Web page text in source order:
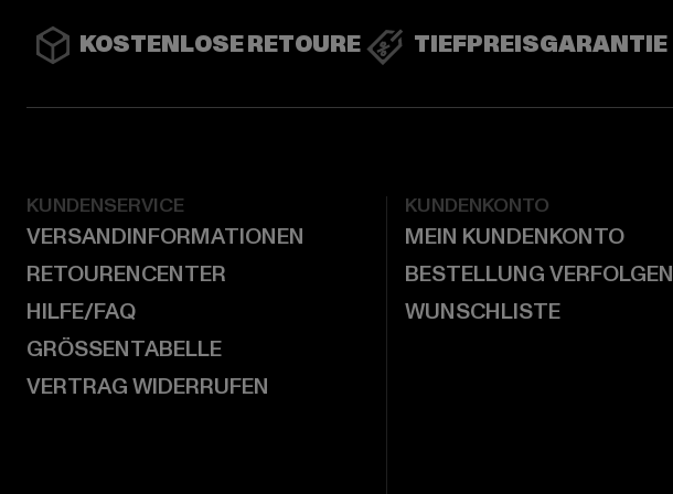
KOSTENLOSE RETOURE TIEFPREISGARANTIE
KUNDENSERVICE
VERSANDINFORMATIONEN
RETOURENCENTER
HILFE/FAQ
GRÖSSENTABELLE
VERTRAG WIDERRUFEN
KUNDENKONTO
MEIN KUNDENKONTO
BESTELLUNG VERFOLGEN
WUNSCHLISTE